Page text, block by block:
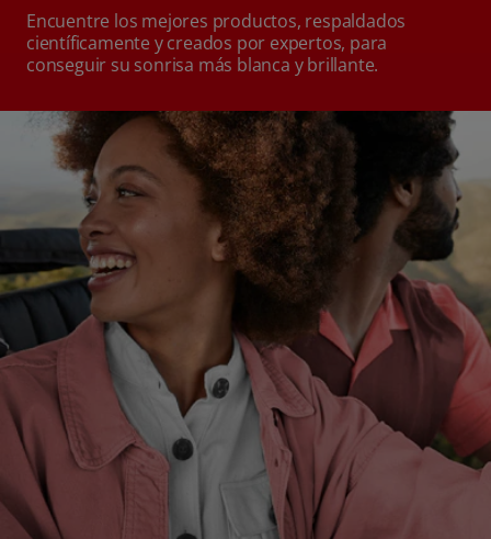
Encuentre los mejores productos, respaldados
científicamente y creados por expertos, para
conseguir su sonrisa más blanca y brillante.